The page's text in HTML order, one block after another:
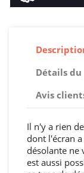
Détails
Avis
Il n'y a rien
dont l'écran
désolante ne
est aussi